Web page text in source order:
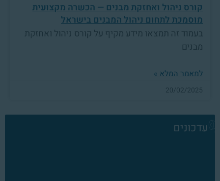
קורס ניהול ואחזקת מבנים — הכשרה מקצועית
מוסמכת לתחום ניהול המבנים בישראל
בעמוד זה תמצאו מידע מקיף על קורס ניהול ואחזקת
מבנים
למאמר המלא »
20/02/2025
עדכונים